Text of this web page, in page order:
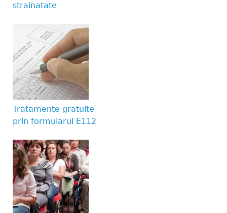
strainatate
Tratamente gratuite
prin formularul E112